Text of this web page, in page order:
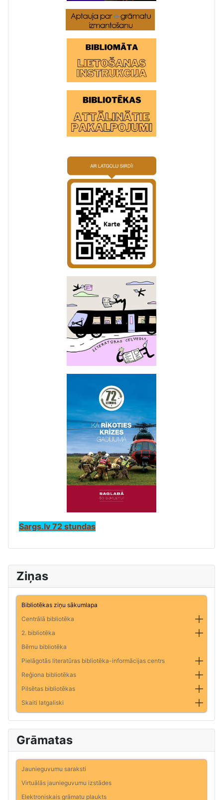
Ziņas
Bibliotēkas ziņu sākumlapa
Centrālā bibliotēka
2. bibliotēka
Bērnu bibliotēka
Pielāgotās literatūras bibliotēka-informācijas centrs
Reģiona bibliotēkas
Pilsētas bibliotēkas
Skaiti latgaliski
Grāmatas
Jaunieguvumu saraksti
Virtuālās jaunieguvumu izstādes
Elektroniskais grāmatu plaukts
Sargs.lv 72 stundas